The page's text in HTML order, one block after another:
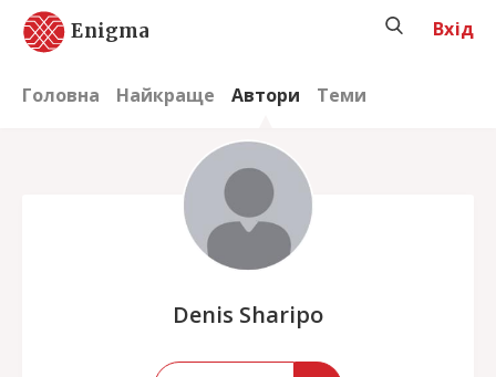
Enigma
Головна Найкраще Автори Теми
Вхід
Denis Sharipo